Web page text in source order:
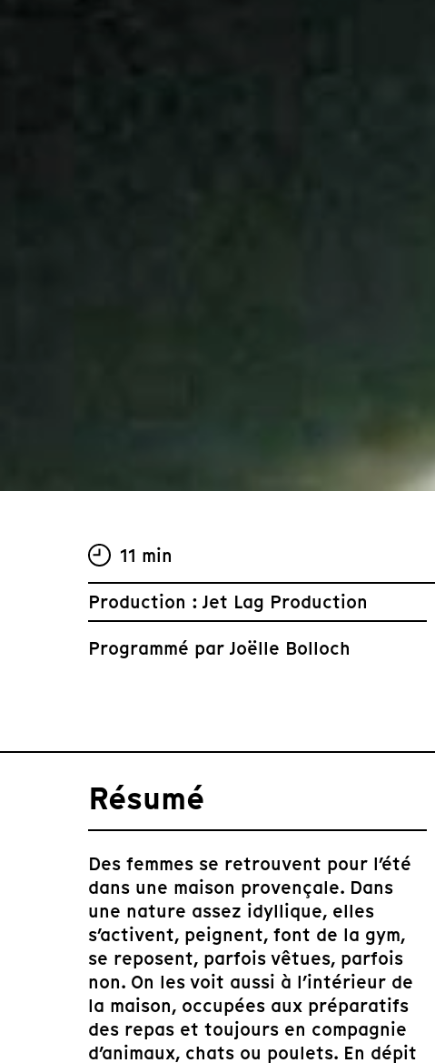
11 min
Production : Jet Lag Production
Programmé par Joëlle Bolloch
Résumé
Des femmes se retrouvent pour l’été
dans une maison provençale. Dans
une nature assez idyllique, elles
s’activent, peignent, font de la gym,
se reposent, parfois vêtues, parfois
non. On les voit aussi à l’intérieur de
la maison, occupées aux préparatifs
des repas et toujours en compagnie
d’animaux, chats ou poulets. En dépit